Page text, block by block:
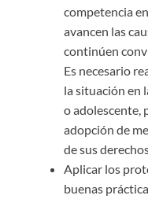
competencia
avancen las
continúen
Es necesario
la situación en
o adolescente,
adopción de
de sus
Aplicar los
buenas